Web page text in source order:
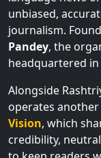
unbiased,
journalism.
Pandey, the
headquartered in
Alongside
operates
Vision, which
credibility,